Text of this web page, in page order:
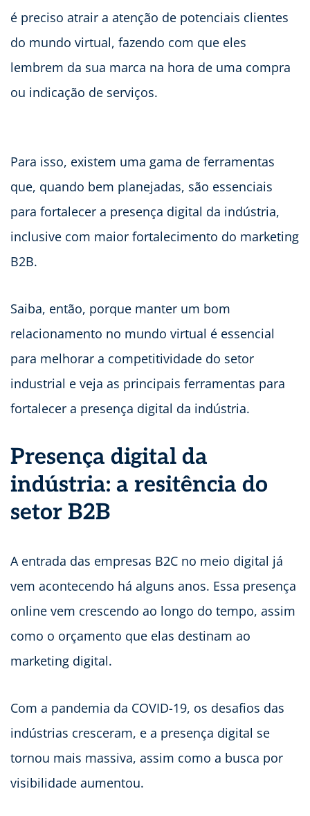
é preciso atrair a atenção de potenciais clientes
do mundo virtual, fazendo com que eles
lembrem da sua marca na hora de uma compra
ou indicação de serviços.
Para isso, existem uma gama de ferramentas
que, quando bem planejadas, são essenciais
para fortalecer a presença digital da indústria,
inclusive com maior fortalecimento do marketing
B2B.
Saiba, então, porque manter um bom
relacionamento no mundo virtual é essencial
para melhorar a competitividade do setor
industrial e veja as principais ferramentas para
fortalecer a presença digital da indústria.
Presença digital da
indústria: a resitência do
setor B2B
A entrada das empresas B2C no meio digital já
vem acontecendo há alguns anos. Essa presença
online vem crescendo ao longo do tempo, assim
como o orçamento que elas destinam ao
marketing digital.
Com a pandemia da COVID-19, os desafios das
indústrias cresceram, e a presença digital se
tornou mais massiva, assim como a busca por
visibilidade aumentou.